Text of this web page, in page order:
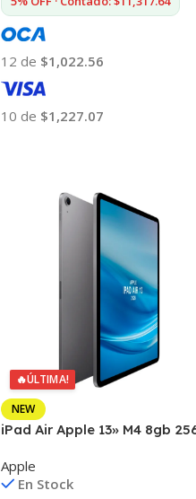
12 de $1,022.56
10 de $1,227.07
🔥ÚLTIMA!
NEW
iPad Air Apple 13» M4 8gb
Apple
En Stock